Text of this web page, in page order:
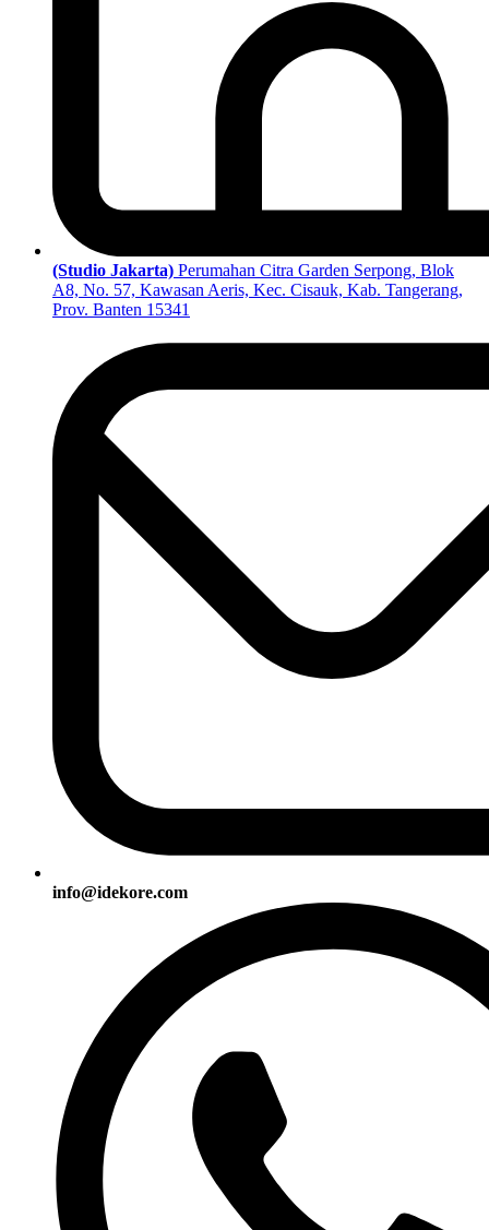
(Studio Jakarta) Perumahan Citra Garden Serpong, Blok
A8, No. 57, Kawasan Aeris, Kec. Cisauk, Kab. Tangerang,
Prov. Banten 15341
info@idekore.com